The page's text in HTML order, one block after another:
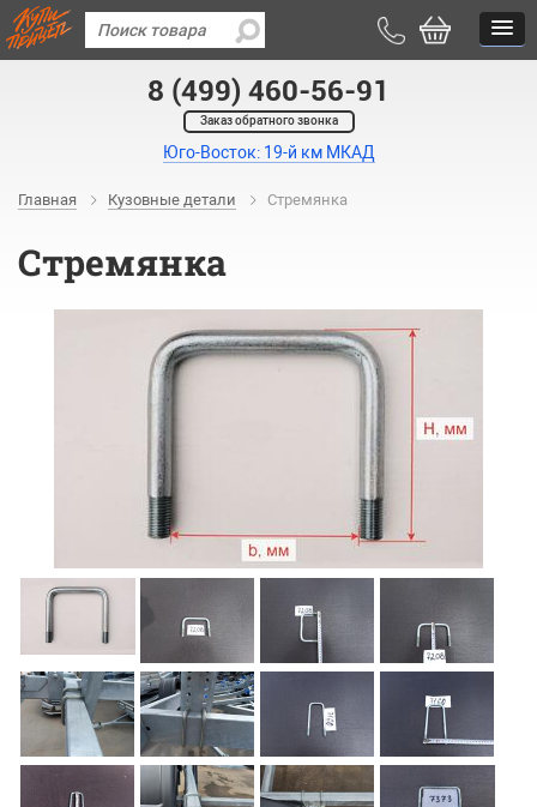
8 (499) 460-56-91
Заказ обратного звонка
Юго-Восток: 19-й км МКАД
Главная Кузовные детали Стремянка
Стремянка